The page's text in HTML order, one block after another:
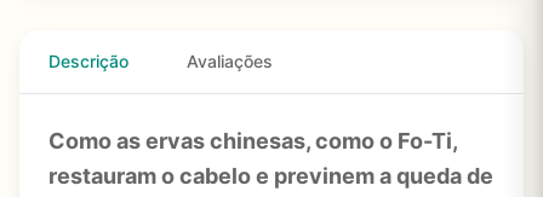
Descrição Avaliações
Como as ervas chinesas, como o Fo-Ti,
restauram o cabelo e previnem a queda de